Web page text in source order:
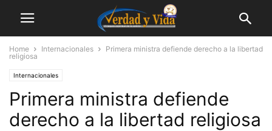
Home Internacionales
Primera ministra defiende derecho a la libertad
religiosa
Internacionales
Primera ministra defiende
derecho a la libertad religiosa